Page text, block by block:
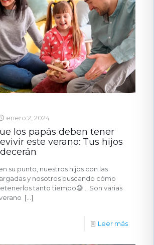
enero 2, 2024
los papás deben tener
este verano: Tus hijos
su punto, nuestros hijos con las
y nosotros buscando cómo
tanto tiempo😅… Son varias
[…]
Leer más